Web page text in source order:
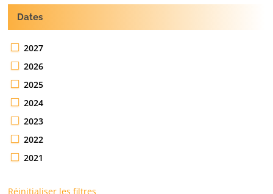
Dates
2027
2026
2025
2024
2023
2022
2021
Réinitialiser les filtres